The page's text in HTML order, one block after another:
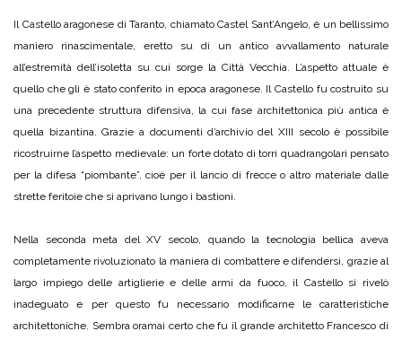
Il Castello aragonese di Taranto, chiamato Castel Sant’Angelo, è un bellissimo
maniero rinascimentale, eretto su di un antico avvallamento naturale
all’estremità dell’isoletta su cui sorge la Città Vecchia. L’aspetto attuale è
quello che gli è stato conferito in epoca aragonese. Il Castello fu costruito su
una precedente struttura difensiva, la cui fase architettonica più antica è
quella bizantina. Grazie a documenti d’archivio del XIII secolo è possibile
ricostruirne l’aspetto medievale: un forte dotato di torri quadrangolari pensato
per la difesa “piombante”, cioè per il lancio di frecce o altro materiale dalle
strette feritoie che si aprivano lungo i bastioni.
Nella seconda meta del XV secolo, quando la tecnologia bellica aveva
completamente rivoluzionato la maniera di combattere e difendersi, grazie al
largo impiego delle artiglierie e delle armi da fuoco, il Castello si rivelò
inadeguato e per questo fu necessario modificarne le caratteristiche
architettoniche. Sembra oramai certo che fu il grande architetto Francesco di